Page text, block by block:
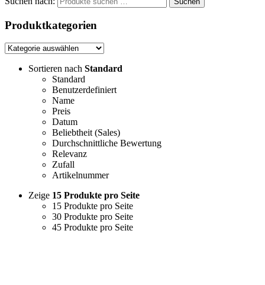
Sortieren nach Standard
Standard
Benutzerdefiniert
Name
Preis
Datum
Beliebtheit (Sales)
Durchschnittliche Bewertung
Relevanz
Zufall
Artikelnummer
Zeige 15 Produkte pro Seite
15 Produkte pro Seite
30 Produkte pro Seite
45 Produkte pro Seite
Produktkategorien